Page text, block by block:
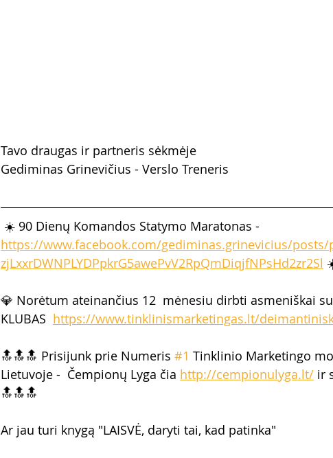
Tavo draugas ir partneris sėkmėje
Gediminas Grinevičius - Verslo Treneris
☀️ 90 Dienų Komandos Statymo Maratonas -
https://www.facebook.com/gediminas.grinevicius/posts/
zjLxxrDWNPLYDPpkrG5awePvV2RpQmDiqjfNPsHd2zr2Sl
💎 Norėtum ateinančius 12  mėnesiu dirbti asmeniškai
KLUBAS https://www.tinklinismarketingas.lt/
🔝🔝🔝 Prisijunk prie Numeris #1 Tinklinio Marketingo
Lietuvoje -  Čempionų Lyga čia http://cempionulyga.lt/ ir
🔝🔝🔝
Ar jau turi knygą "LAISVĖ, daryti tai, kad patinka"